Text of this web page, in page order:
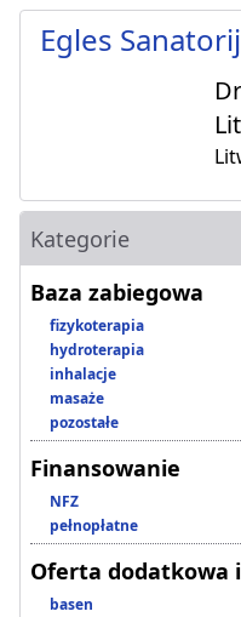
Egles
Kategorie
Baza zabiegowa
fizykoterapia
hydroterapia
inhalacje
masaże
pozostałe
Finansowanie
NFZ
pełnopłatne
Oferta dodatkowa
basen